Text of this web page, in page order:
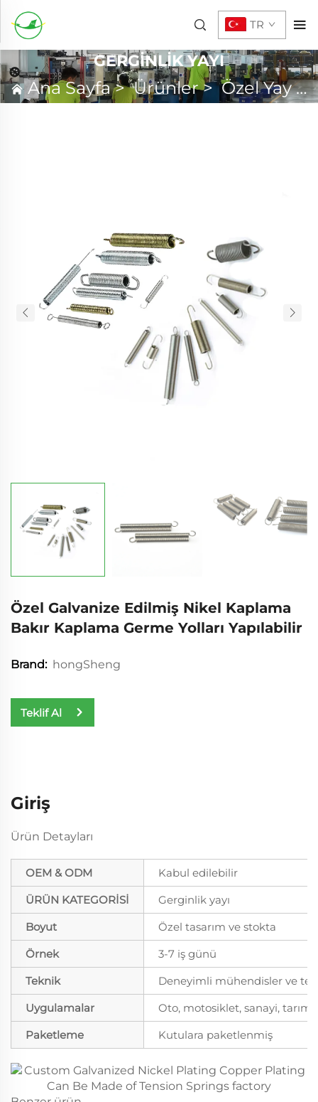
TR
GERGINLIK YAYI
Ana Sayfa>Ürünler>Özel Yay>
Özel Galvanize Edilmiş Nikel Kaplama
Bakır Kaplama Germe Yolları Yapılabilir
Brand: hongSheng
Teklif Al
Giriş
Ürün Detayları
OEM & ODM
Kabul edilebilir
ÜRÜN KATEGORİSİ
Gerginlik yayı
Boyut
Özel tasarım ve stokta
Örnek
3-7 iş günü
Teknik
Deneyimli mühendisler ve
Uygulamalar
Oto, motosiklet, sanayi,
Paketleme
Kutulara paketlenmiş